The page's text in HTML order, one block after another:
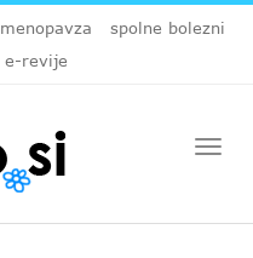
menopavza
spolne bolezni
e-revije